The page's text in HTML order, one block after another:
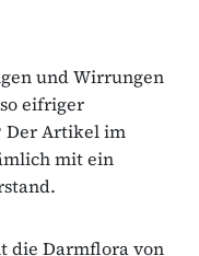
und Wirrungen
eifriger
Der Artikel im
mit ein
die Darmflora von